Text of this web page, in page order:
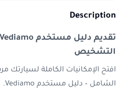
Description
التشخيص
افتح الإمكانيات الكاملة لسيارتك
الشامل – دليل مستخدم Vediamo.